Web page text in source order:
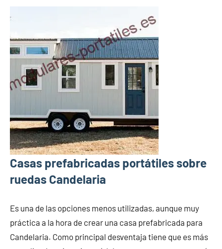
Casas prefabricadas portátiles sobre
ruedas Candelaria
Es una de las opciones menos utilizadas, aunque muy
práctica a la hora de crear una casa prefabricada para
Candelaria. Como principal desventaja tiene que es más